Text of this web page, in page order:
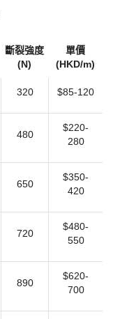
斷裂強度
(N)
單價
(HKD/m)
320 $85-120
480
$220-
280
650
$350-
420
720
$480-
550
890
$620-
700